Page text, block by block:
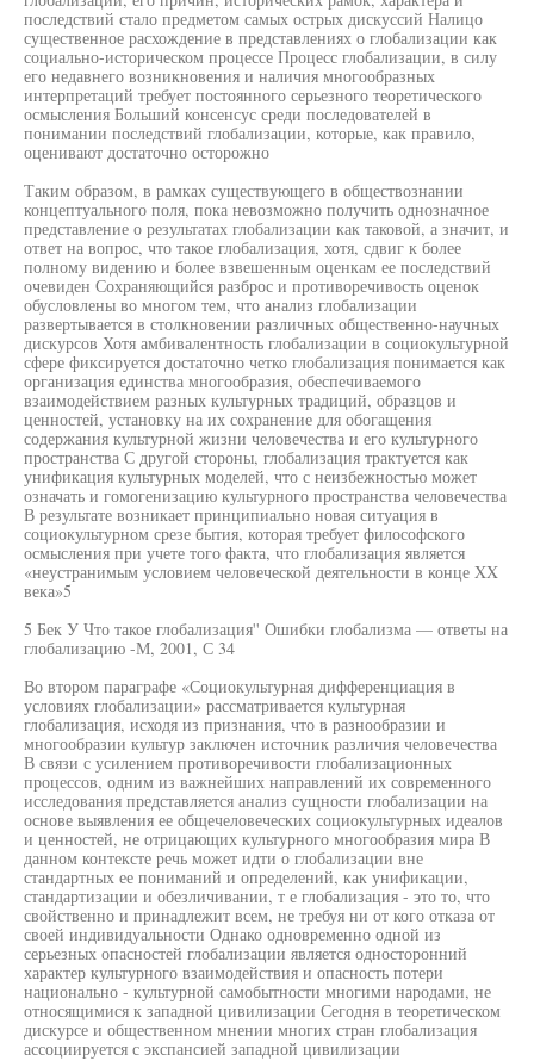
последствий стало предметом самых острых дискуссий Налицо
существенное расхождение в представлениях о глобализации как
социально-историческом процессе Процесс глобализации, в силу
его недавнего возникновения и наличия многообразных
интерпретаций требует постоянного серьезного теоретического
осмысления Больший консенсус среди последователей в
понимании последствий глобализации, которые, как правило,
оценивают достаточно осторожно
Таким образом, в рамках существующего в обществознании
концептуального поля, пока невозможно получить однозначное
представление о результатах глобализации как таковой, а значит, и
ответ на вопрос, что такое глобализация, хотя, сдвиг к более
полному видению и более взвешенным оценкам ее последствий
очевиден Сохраняющийся разброс и противоречивость оценок
обусловлены во многом тем, что анализ глобализации
развертывается в столкновении различных общественно-научных
дискурсов Хотя амбивалентность глобализации в социокультурной
сфере фиксируется достаточно четко глобализация понимается как
организация единства многообразия, обеспечиваемого
взаимодействием разных культурных традиций, образцов и
ценностей, установку на их сохранение для обогащения
содержания культурной жизни человечества и его культурного
пространства С другой стороны, глобализация трактуется как
унификация культурных моделей, что с неизбежностью может
означать и гомогенизацию культурного пространства человечества
В результате возникает принципиально новая ситуация в
социокультурном срезе бытия, которая требует философского
осмысления при учете того факта, что глобализация является
«неустранимым условием человеческой деятельности в конце XX
века»5
5 Бек У Что такое глобализация'' Ошибки глобализма — ответы на
глобализацию -М, 2001, С 34
Во втором параграфе «Социокультурная дифференциация в
условиях глобализации» рассматривается культурная
глобализация, исходя из признания, что в разнообразии и
многообразии культур заключен источник различия человечества
В связи с усилением противоречивости глобализационных
процессов, одним из важнейших направлений их современного
исследования представляется анализ сущности глобализации на
основе выявления ее общечеловеческих социокультурных идеалов
и ценностей, не отрицающих культурного многообразия мира В
данном контексте речь может идти о глобализации вне
стандартных ее пониманий и определений, как унификации,
стандартизации и обезличивании, т е глобализация - это то, что
свойственно и принадлежит всем, не требуя ни от кого отказа от
своей индивидуальности Однако одновременно одной из
серьезных опасностей глобализации является односторонний
характер культурного взаимодействия и опасность потери
национально - культурной самобытности многими народами, не
относящимися к западной цивилизации Сегодня в теоретическом
дискурсе и общественном мнении многих стран глобализация
ассоциируется с экспансией западной цивилизации